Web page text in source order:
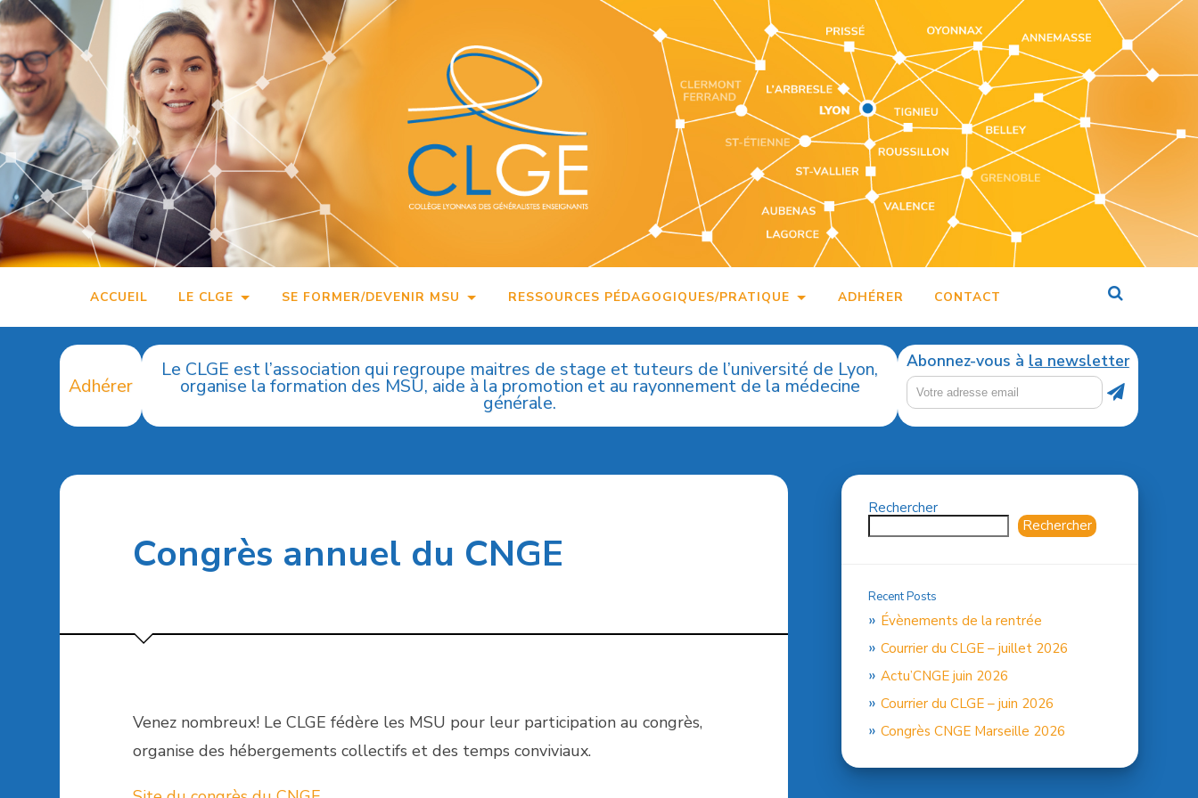
Accéder
au
contenu
principal
ACCUEIL LE CLGE SE FORMER/DEVENIR MSU RESSOURCES PÉDAGOGIQUES/PRATIQUE ADHÉRER CONTACT
Adhérer
Le CLGE est l’association qui regroupe maitres de stage et tuteurs de l’université de Lyon,
organise la formation des MSU, aide à la promotion et au rayonnement de la médecine
générale.
Abonnez-vous à la newsletter
Congrès annuel du CNGE
Venez nombreux! Le CLGE fédère les MSU pour leur participation au congrès,
organise des hébergements collectifs et des temps conviviaux.
Rechercher
Rechercher
Recent Posts
Évènements de la rentrée
Courrier du CLGE – juillet 2026
Actu’CNGE juin 2026
Courrier du CLGE – juin 2026
Congrès CNGE Marseille 2026